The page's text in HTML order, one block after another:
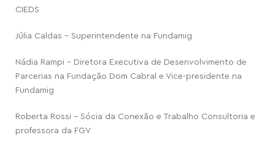
CIEDS
Júlia Caldas – Superintendente na Fundamig
Nádia Rampi – Diretora Executiva de Desenvolvimento de
Parcerias na Fundação Dom Cabral e Vice-presidente na
Fundamig
Roberta Rossi – Sócia da Conexão e Trabalho Consultoria e
professora da FGV